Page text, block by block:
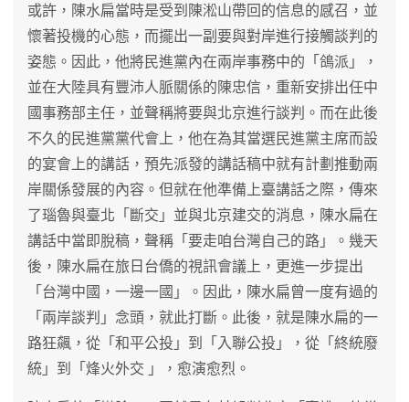
或許，陳水扁當時是受到陳淞山帶回的信息的感召，並
懷著投機的心態，而擺出一副要與對岸進行接觸談判的
姿態。因此，他將民進黨內在兩岸事務中的「鴿派」，
並在大陸具有豐沛人脈關係的陳忠信，重新安排出任中
國事務部主任，並聲稱將要與北京進行談判。而在此後
不久的民進黨黨代會上，他在為其當選民進黨主席而設
的宴會上的講話，預先派發的講話稿中就有計劃推動兩
岸關係發展的內容。但就在他準備上臺講話之際，傳來
了瑙魯與臺北「斷交」並與北京建交的消息，陳水扁在
講話中當即脫稿，聲稱「要走咱台灣自己的路」。幾天
後，陳水扁在旅日台僑的視訊會議上，更進一步提出
「台灣中國，一邊一國」。因此，陳水扁曾一度有過的
「兩岸談判」念頭，就此打斷。此後，就是陳水扁的一
路狂飆，從「和平公投」到「入聯公投」，從「終統廢
統」到「烽火外交 」，愈演愈烈。